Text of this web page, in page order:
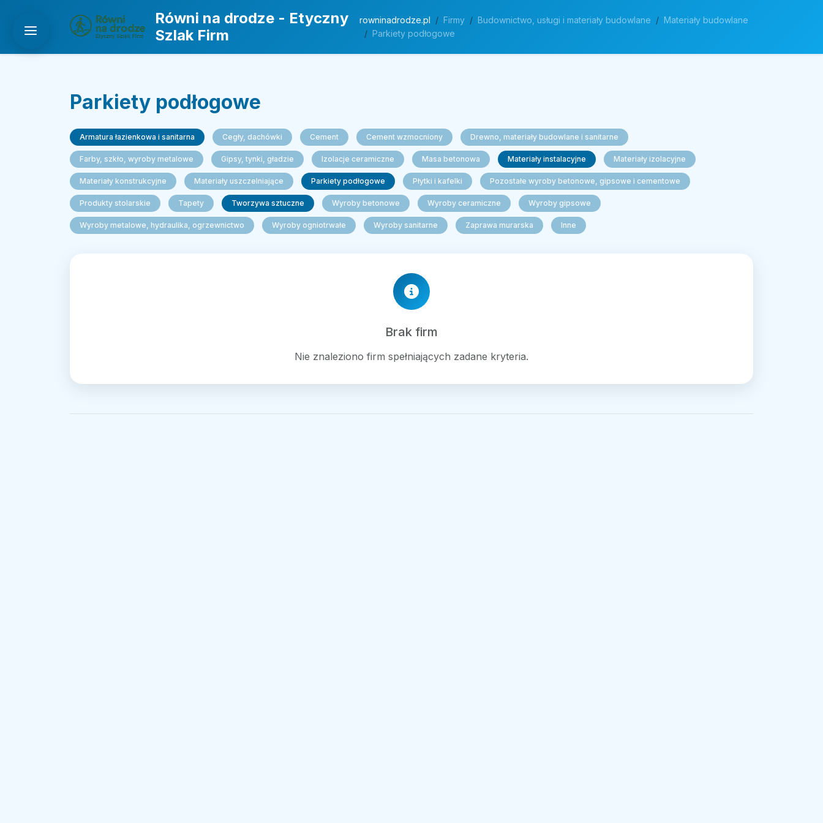
Równi na drodze - Etyczny
Szlak Firm
rowninadrodze.pl Firmy Budownictwo, usługi i materiały budowlane
Materiały budowlane
Parkiety podłogowe
Parkiety podłogowe
Armatura łazienkowa i sanitarna Cegły, dachówki Cement Cement wzmocniony Drewno, materiały budowlane i sanitarne
Farby, szkło, wyroby metalowe Gipsy, tynki, gładzie Izolacje ceramiczne Masa betonowa Materiały instalacyjne Materiały izolacyjne
Materiały konstrukcyjne Materiały uszczelniające Parkiety podłogowe Płytki i kafelki Pozostałe wyroby betonowe, gipsowe i cementowe
Produkty stolarskie Tapety Tworzywa sztuczne Wyroby betonowe Wyroby ceramiczne Wyroby gipsowe
Wyroby metalowe, hydraulika, ogrzewnictwo Wyroby ogniotrwałe Wyroby sanitarne Zaprawa murarska Inne
Brak firm
Nie znaleziono firm spełniających zadane kryteria.